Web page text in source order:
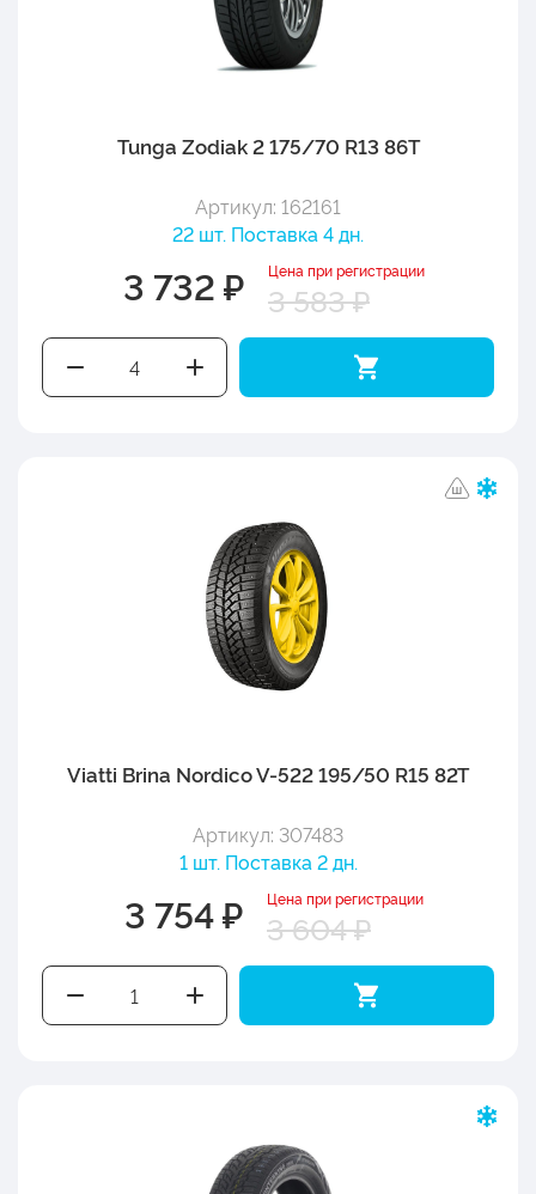
Tunga Zodiak 2 175/70 R13 86T
Артикул: 162161
22 шт. Поставка 4 дн.
3 732 ₽ Цена при регистрации
3 583 ₽
Viatti Brina Nordico V-522 195/50 R15 82T
Артикул: 307483
1 шт. Поставка 2 дн.
3 754 ₽ Цена при регистрации
3 604 ₽